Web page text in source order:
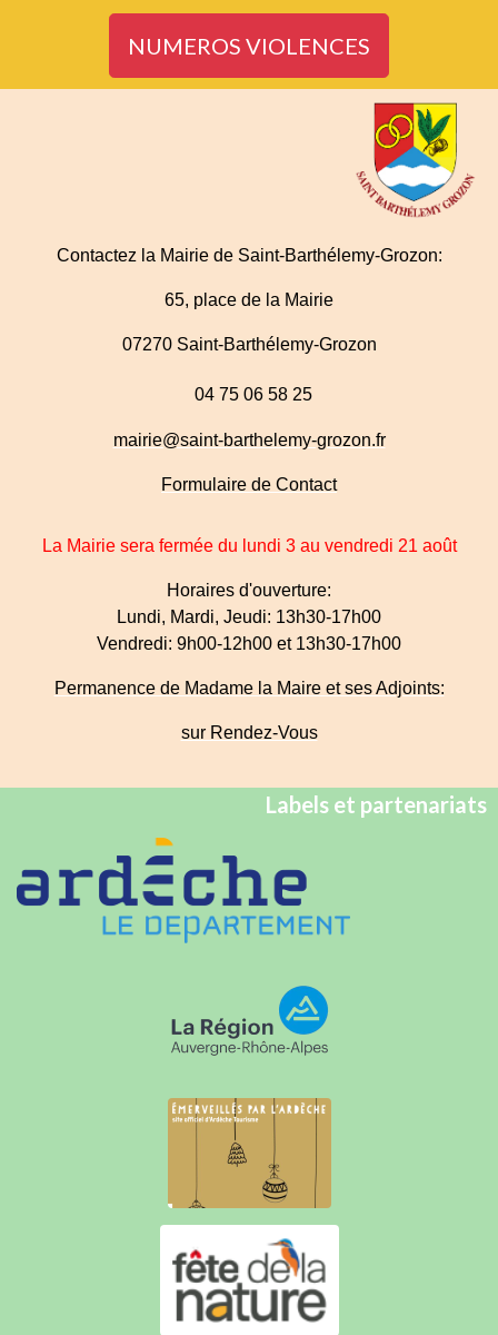
NUMEROS VIOLENCES
Contactez la Mairie de Saint-Barthélemy-Grozon:
65, place de la Mairie
07270 Saint-Barthélemy-Grozon
04 75 06 58 25
mairie@saint-barthelemy-grozon.fr
Formulaire de Contact
La Mairie sera fermée du lundi 3 au vendredi 21 août
Horaires d'ouverture:
Lundi, Mardi, Jeudi: 13h30-17h00
Vendredi: 9h00-12h00 et 13h30-17h00
Permanence de Madame la Maire et ses Adjoints:
sur Rendez-Vous
Labels et partenariats